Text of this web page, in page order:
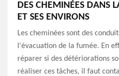
DES CHEMINÉES DANS
ET SES ENVIRONS
Les cheminées sont des
l'évacuation de la fumée. En
réparer si des détériorations
réaliser ces tâches, il faut